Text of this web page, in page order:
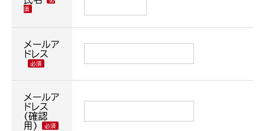
メールア
ドレス
メールア
ドレス
(確認
用)